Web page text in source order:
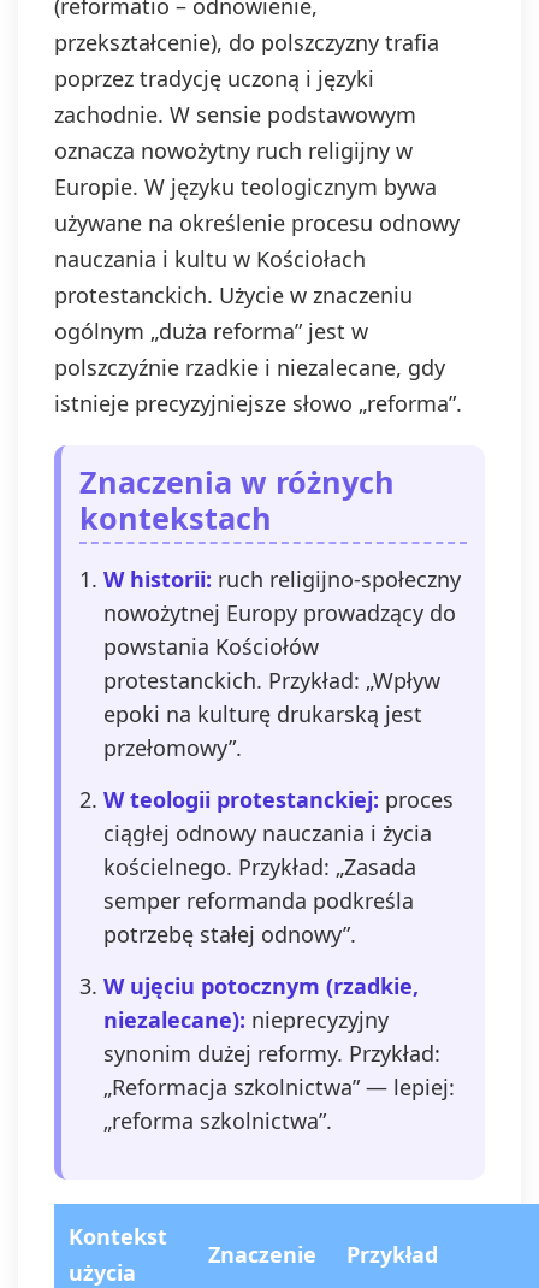
(reformatio – odnowienie,
przekształcenie), do polszczyzny trafia
poprzez tradycję uczoną i języki
zachodnie. W sensie podstawowym
oznacza nowożytny ruch religijny w
Europie. W języku teologicznym bywa
używane na określenie procesu odnowy
nauczania i kultu w Kościołach
protestanckich. Użycie w znaczeniu
ogólnym „duża reforma” jest w
polszczyźnie rzadkie i niezalecane, gdy
istnieje precyzyjniejsze słowo „reforma”.
Znaczenia w różnych
kontekstach
W historii: ruch religijno-społeczny
nowożytnej Europy prowadzący do
powstania Kościołów
protestanckich. Przykład: „Wpływ
epoki na kulturę drukarską jest
przełomowy”.
W teologii protestanckiej: proces
ciągłej odnowy nauczania i życia
kościelnego. Przykład: „Zasada
semper reformanda podkreśla
potrzebę stałej odnowy”.
W ujęciu potocznym (rzadkie,
niezalecane): nieprecyzyjny
synonim dużej reformy. Przykład:
„Reformacja szkolnictwa” — lepiej:
„reforma szkolnictwa”.
Kontekst
użycia
Znaczenie Przykład